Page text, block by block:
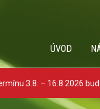
ÚVOD
3.8. – 16.8 2026